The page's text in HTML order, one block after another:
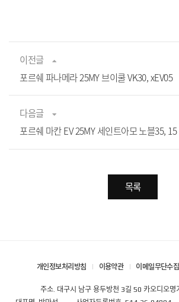
이전글
포르쉐 파나메라 25MY 브이쿨 VK30, xEV05
다음글
포르쉐 마칸 EV 25MY 세인트아모 노블35, 15
목록
개인정보처리방침 이용약관 이메일무단수
주소. 대구시 남구 용두방천 3길 50 카오디오명